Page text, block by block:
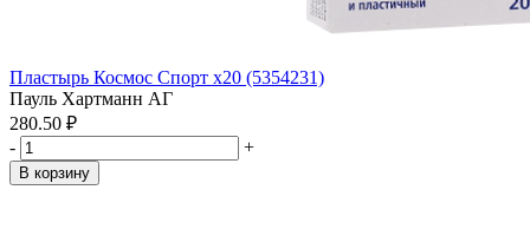
Пластырь Космос Спорт x20 (5354231)
Пауль Хартманн АГ
280.50 ₽
-
+
В корзину